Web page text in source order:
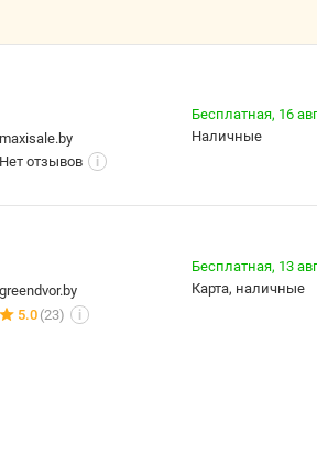
maxisale.by
Нет отзывов
i
Бесплатная, 16
наличные
greendvor.by
5.0 (23) i
Бесплатная, 13
карта, наличные